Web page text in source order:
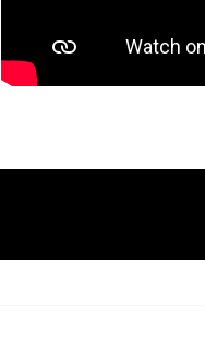
DE BISCUIT